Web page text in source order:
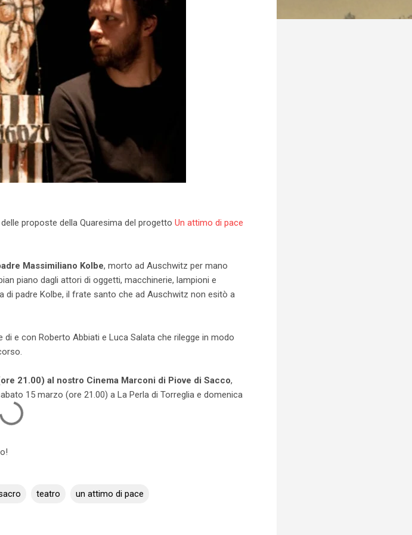
proposte della Quaresima del progetto Un attimo di pace
Massimiliano Kolbe, morto ad Auschwitz per mano
piano dagli attori di oggetti, macchinerie, lampioni e
padre Kolbe, il frate santo che ad Auschwitz non esitò a
e con Roberto Abbiati e Luca Salata che rilegge in modo
21.00) al nostro Cinema Marconi di Piove di Sacco,
15 marzo (ore 21.00) a La Perla di Torreglia e domenica
teatro un attimo di pace